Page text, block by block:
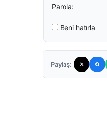
Parola:
Beni hatırla
Paylaş: